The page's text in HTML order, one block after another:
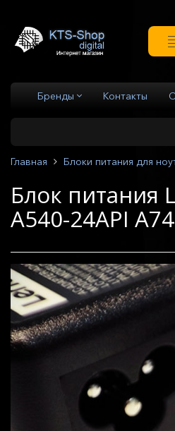
Бренды Контакты
Главная Блоки питания для
Блок питания
A540-24API